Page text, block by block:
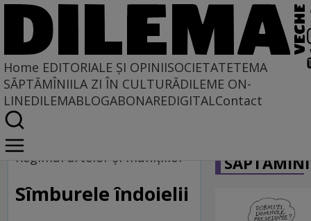
Home EDITORIALE ȘI OPINIISOCIETATETEMA
SĂPTĂMÎNIILA ZI ÎN CULTURĂDILEME ON-
LINEDILEMABLOGABONAREDIGITALContact
Home
Regimul artelor și munițiilor
Regimul artelor şi muniţiilor
Sîmburele îndoielii